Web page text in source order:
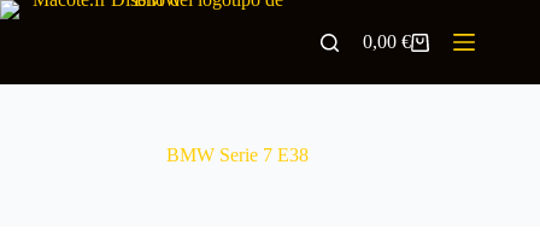
0,00€
BMW Serie 7 E38